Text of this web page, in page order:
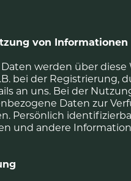
von Informationen
werden über
bei der Registrierung,
an uns. Bei der
Daten zur
Persönlich
und andere